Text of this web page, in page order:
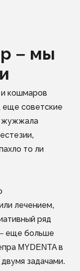
– мы
и кошмаров
еще советские
жужжала
то ли
лечением,
ряд
– еще больше
MYDENTA в
задачами.